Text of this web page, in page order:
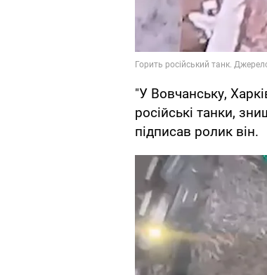
"У Вовчанську,
російські танки,
підписав ролик він.